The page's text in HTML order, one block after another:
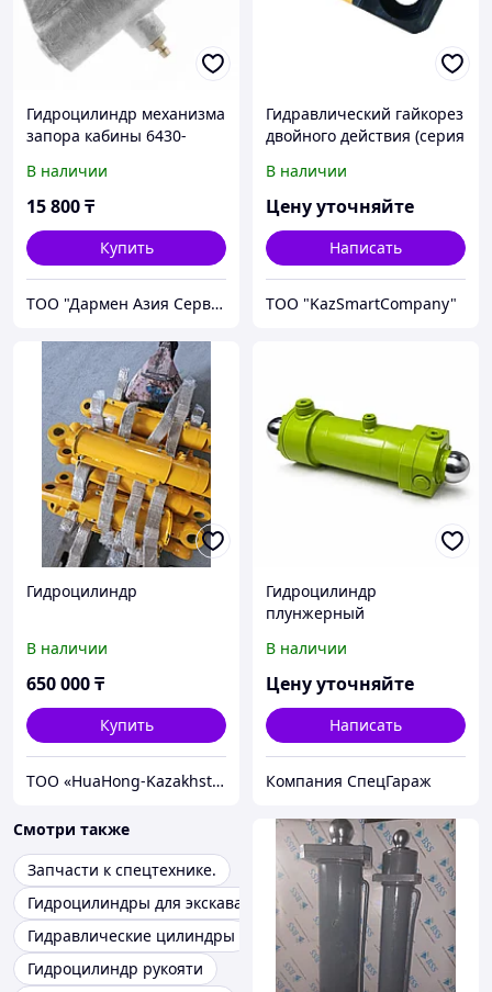
Гидроцилиндр механизма
запора кабины 6430-
В наличии
15 800₸
Купить
ТОО "Дармен Азия Сервис"
Гидравлический гайкорез
двойного действия (серия
В наличии
Цену уточняйте
Написать
ТОО "KazSmartCompany"
Гидроцилиндр
В наличии
650 000₸
Купить
TOO «HuaHong-Kazakhstan» (ХуаХун-Казахстан)
Гидроцилиндр
плунжерный
В наличии
Цену уточняйте
Написать
Компания СпецГараж
Смотри также
Запчасти к спецтехнике.
Гидроцилиндры для экскаваторов HYUNDAI
Гидравлические цилиндры
Гидроцилиндр рукояти